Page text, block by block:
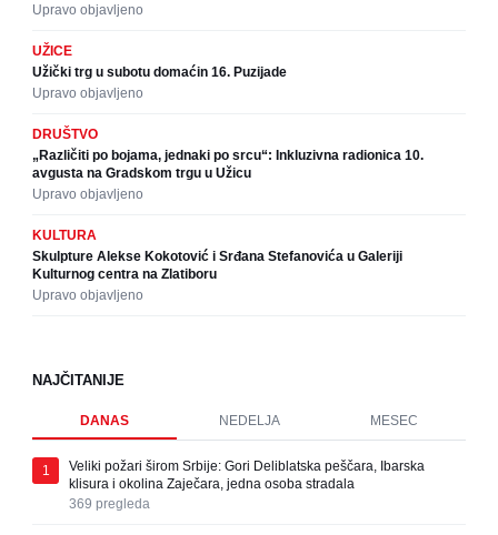
Upravo objavljeno
UŽICE
Užički trg u subotu domaćin 16. Puzijade
Upravo objavljeno
DRUŠTVO
„Različiti po bojama, jednaki po srcu“: Inkluzivna radionica 10.
avgusta na Gradskom trgu u Užicu
Upravo objavljeno
KULTURA
Skulpture Alekse Kokotović i Srđana Stefanovića u Galeriji
Kulturnog centra na Zlatiboru
Upravo objavljeno
NAJČITANIJE
DANAS NEDELJA MESEC
1
Veliki požari širom Srbije: Gori Deliblatska peščara, Ibarska
klisura i okolina Zaječara, jedna osoba stradala
369 pregleda